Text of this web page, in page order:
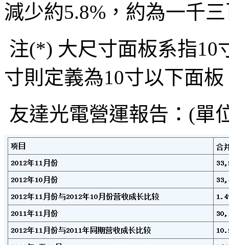
減少約5.8%，約為一千
注(*) 大尺寸面板系指10
寸則定義為10寸以下面板
友達光電營運報告：(單